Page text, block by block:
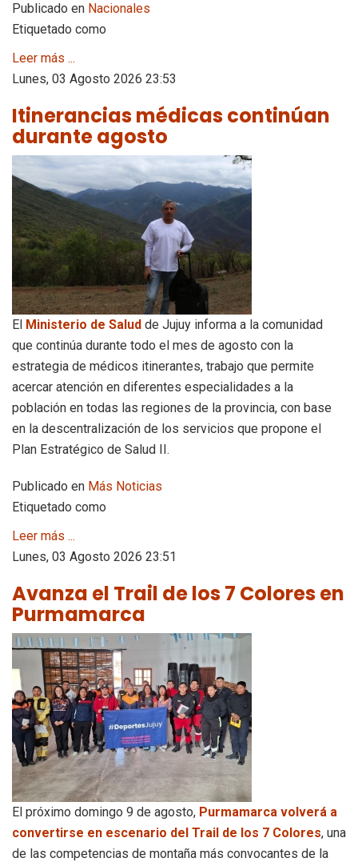
Publicado en Nacionales
Etiquetado como
Leer más ...
Lunes, 03 Agosto 2026 23:53
Itinerancias médicas continúan
durante agosto
El Ministerio de Salud de Jujuy informa a la comunidad
que continúa durante todo el mes de agosto con la
estrategia de médicos itinerantes, trabajo que permite
acercar atención en diferentes especialidades a la
población en todas las regiones de la provincia, con base
en la descentralización de los servicios que propone el
Plan Estratégico de Salud II.
Publicado en Más Noticias
Etiquetado como
Leer más ...
Lunes, 03 Agosto 2026 23:51
Avanza el Trail de los 7 Colores en
Purmamarca
El próximo domingo 9 de agosto, Purmamarca volverá a
convertirse en escenario del Trail de los 7 Colores, una
de las competencias de montaña más convocantes de la